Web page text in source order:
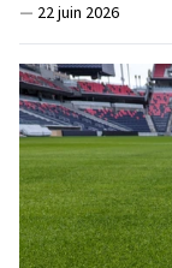
— 22 juin 2026